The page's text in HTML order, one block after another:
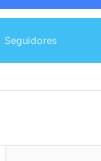
Seguidores